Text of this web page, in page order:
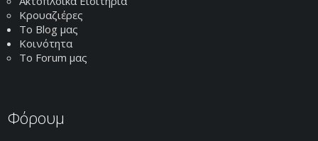
Κρουαζιέρες
Το Blog μας
Κοινότητα
Το Forum μας
Φόρουμ